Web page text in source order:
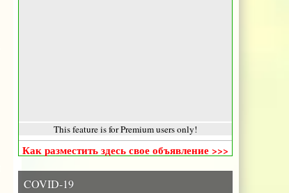
This feature is for Premium users only!
Как разместить здесь свое объявление >>>
COVID-19